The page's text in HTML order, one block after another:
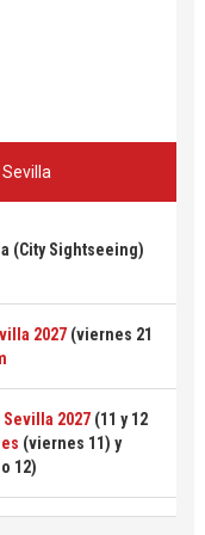
(City Sightseeing)
2027 (viernes 21
2027 (11 y 12
(viernes 11) y
12)